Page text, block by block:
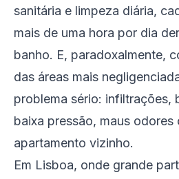
sanitária e limpeza diária,
mais de uma hora por dia
banho. E, paradoxalmente,
das áreas mais
problema sério: infiltrações,
baixa pressão, maus odores
apartamento vizinho.
Em Lisboa, onde grande